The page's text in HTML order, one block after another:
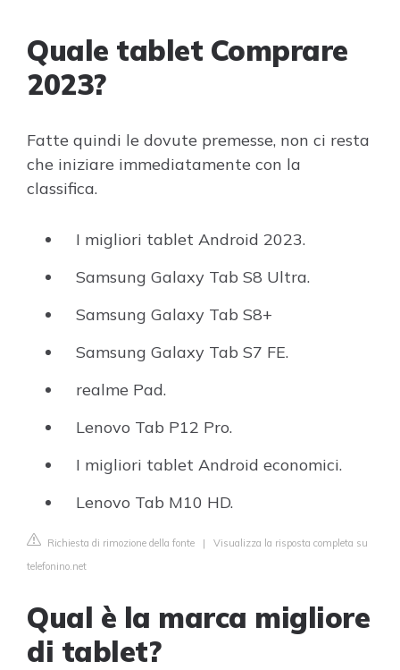
Quale tablet Comprare
2023?
Fatte quindi le dovute premesse, non ci resta
che iniziare immediatamente con la
classifica.
I migliori tablet Android 2023.
Samsung Galaxy Tab S8 Ultra.
Samsung Galaxy Tab S8+
Samsung Galaxy Tab S7 FE.
realme Pad.
Lenovo Tab P12 Pro.
I migliori tablet Android economici.
Lenovo Tab M10 HD.
Richiesta di rimozione della fonte | Visualizza la risposta completa su
telefonino.net
Qual è la marca migliore
di tablet?